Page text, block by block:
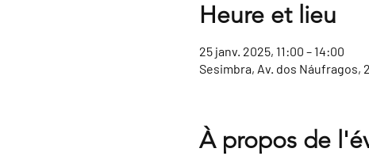
Heure et lieu
25 janv. 2025, 11:00 – 14:00
Sesimbra, Av. dos Náufragos,
À propos de